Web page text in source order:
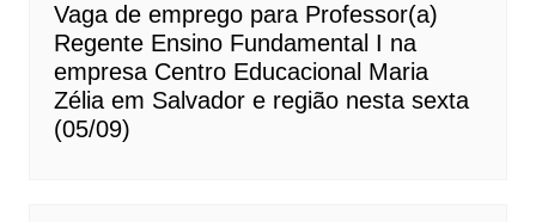
Vaga de emprego para Professor(a)
Regente Ensino Fundamental I na
empresa Centro Educacional Maria
Zélia em Salvador e região nesta sexta
(05/09)